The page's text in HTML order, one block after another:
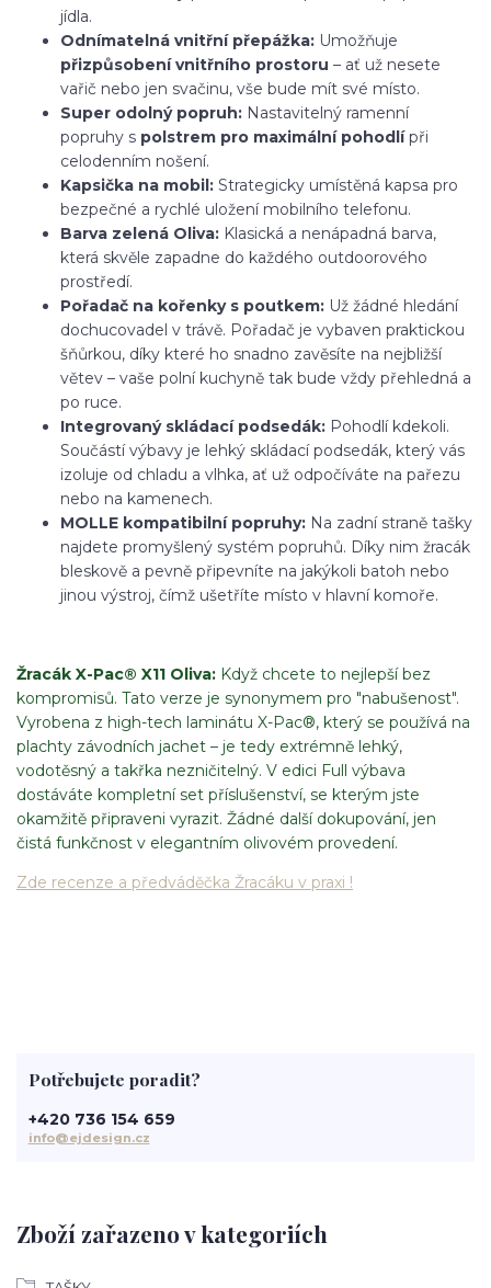
jídla.
Odnímatelná vnitřní přepážka: Umožňuje
přizpůsobení vnitřního prostoru – ať už nesete
vařič nebo jen svačinu, vše bude mít své místo.
Super odolný popruh: Nastavitelný ramenní
popruhy s polstrem pro maximální pohodlípři
celodenním nošení.
Kapsička na mobil: Strategicky umístěná kapsa pro
bezpečné a rychlé uložení mobilního telefonu.
Barva zelená Oliva: Klasická a nenápadná barva,
která skvěle zapadne do každého outdoorového
prostředí.
Pořadač na kořenky s poutkem: Už žádné hledání
dochucovadel v trávě. Pořadač je vybaven praktickou
šňůrkou, díky které ho snadno zavěsíte na nejbližší
větev – vaše polní kuchyně tak bude vždy přehledná a
po ruce.
Integrovaný skládací podsedák: Pohodlí kdekoli.
Součástí výbavy je lehký skládací podsedák, který vás
izoluje od chladu a vlhka, ať už odpočíváte na pařezu
nebo na kamenech.
MOLLE kompatibilní popruhy: Na zadní straně tašky
najdete promyšlený systém popruhů. Díky nim žracák
bleskově a pevně připevníte na jakýkoli batoh nebo
jinou výstroj, čímž ušetříte místo v hlavní komoře.
Žracák X-Pac® X11 Oliva: Když chcete to nejlepší bez
kompromisů. Tato verze je synonymem pro "nabušenost".
Vyrobena z high-tech laminátu X-Pac®, který se používá na
plachty závodních jachet – je tedy extrémně lehký,
vodotěsný a takřka nezničitelný. V edici Full výbava
dostáváte kompletní set příslušenství, se kterým jste
okamžitě připraveni vyrazit. Žádné další dokupování, jen
čistá funkčnost v elegantním olivovém provedení.
Zde recenze a předváděčka Žracáku v praxi !
Zboží zařazeno v kategoriích
Potřebujete poradit?
+420 736 154 659
info@ejdesign.cz